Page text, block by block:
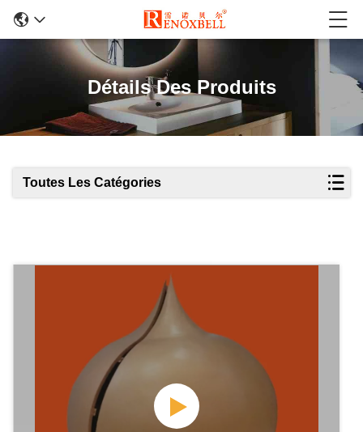
Détails Des Produits
Toutes Les Catégories